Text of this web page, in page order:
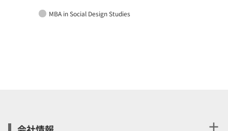
MBA in Social Design Studies
＋